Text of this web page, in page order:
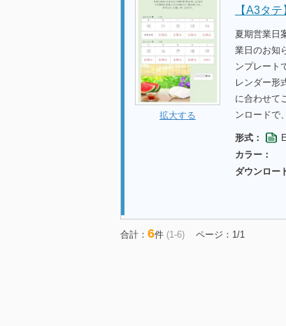
拡大する
【A3タテ
夏期営業日
業日のお知
ンプレート
レンダー形
に合わせて
ンロードで
形式：
カラー：
ダウンロー
合計： 6件 (1-6) ページ：1/1